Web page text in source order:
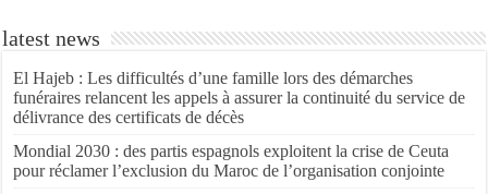
latest news
El Hajeb : Les difficultés d’une famille lors des démarches
funéraires relancent les appels à assurer la continuité du service de
délivrance des certificats de décès
Mondial 2030 : des partis espagnols exploitent la crise de Ceuta
pour réclamer l’exclusion du Maroc de l’organisation conjointe